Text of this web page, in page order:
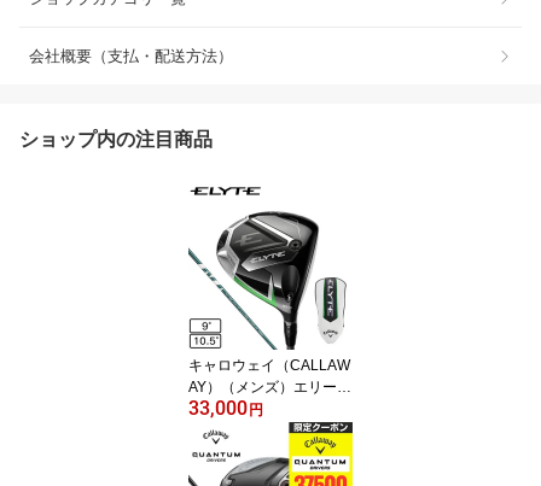
会社概要（支払・配送方法）
ショップ内の注目商品
キャロウェイ（CALLAW
AY）（メンズ）エリート
ELYTE ドライバー VENT
US GREEN 50 for Calla
way
33,000 円